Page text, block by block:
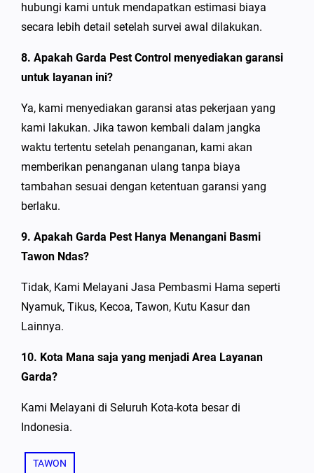
hubungi kami untuk mendapatkan estimasi biaya
secara lebih detail setelah survei awal dilakukan.
8. Apakah Garda Pest Control menyediakan garansi
untuk layanan ini?
Ya, kami menyediakan garansi atas pekerjaan yang
kami lakukan. Jika tawon kembali dalam jangka
waktu tertentu setelah penanganan, kami akan
memberikan penanganan ulang tanpa biaya
tambahan sesuai dengan ketentuan garansi yang
berlaku.
9. Apakah Garda Pest Hanya Menangani Basmi
Tawon Ndas?
Tidak, Kami Melayani Jasa Pembasmi Hama seperti
Nyamuk, Tikus, Kecoa, Tawon, Kutu Kasur dan
Lainnya.
10. Kota Mana saja yang menjadi Area Layanan
Garda?
Kami Melayani di Seluruh Kota-kota besar di
Indonesia.
TAWON